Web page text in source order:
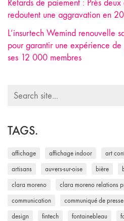
Retards de paiement : Près
redoutent une aggravation en
L’insurtech Wemind renouvelle
pour garantir une expérience
ses 12 000 membres
Search
TAGS.
affichage affichage indoor art
artisans auvers-sur-oise bière
clara moreno clara moreno relations
communication communiqué de presse
design fintech fontainebleau